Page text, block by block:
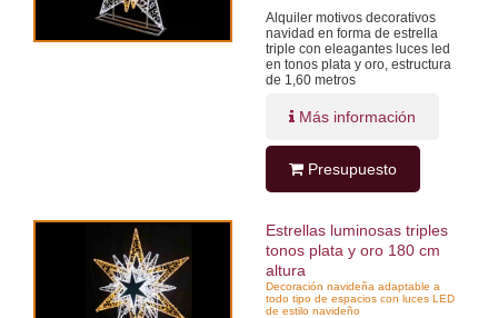
Alquiler motivos decorativos
navidad en forma de estrella
triple con eleagantes luces led
en tonos plata y oro, estructura
de 1,60 metros
Más información
Presupuesto
Estrellas luminosas triples
tonos plata y oro 180 cm
altura
Decoración navideña adaptable a
todo tipo de espacios con luces LED
de estilo navideño